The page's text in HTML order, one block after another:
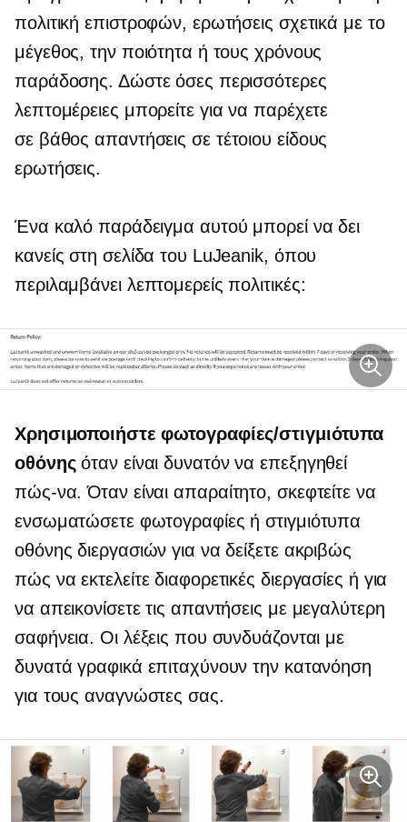
πολιτική επιστροφών, ερωτήσεις σχετικά με το
μέγεθος, την ποιότητα ή τους χρόνους
παράδοσης. Δώστε όσες περισσότερες
λεπτομέρειες μπορείτε για να παρέχετε
σε βάθος απαντήσεις σε τέτοιου είδους
ερωτήσεις.
Ένα καλό παράδειγμα αυτού μπορεί να δει
κανείς στη σελίδα του LuJeanik, όπου
περιλαμβάνει λεπτομερείς πολιτικές:
Χρησιμοποιήστε φωτογραφίες/στιγμιότυπα
οθόνηςόταν είναι δυνατόν να επεξηγηθεί
πώς-να. Όταν είναι απαραίτητο, σκεφτείτε να
ενσωματώσετε φωτογραφίες ή στιγμιότυπα
οθόνης διεργασιών για να δείξετε ακριβώς
πώς να εκτελείτε διαφορετικές διεργασίες ή για
να απεικονίσετε τις απαντήσεις με μεγαλύτερη
σαφήνεια. Οι λέξεις που συνδυάζονται με
δυνατά γραφικά επιταχύνουν την κατανόηση
για τους αναγνώστες σας.